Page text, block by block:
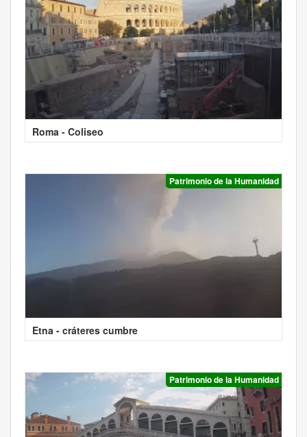
Roma - Coliseo
Patrimonio de la Humanidad
Etna - cráteres cumbre
Patrimonio de la Humanidad